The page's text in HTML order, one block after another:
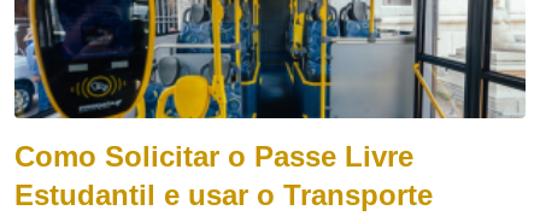
Como Solicitar o Passe Livre
Estudantil e usar o Transporte